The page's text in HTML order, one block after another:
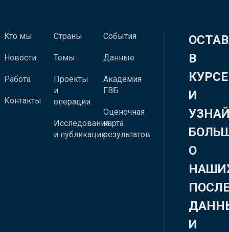
Кто мы
Новости
Работа
Контакты
Страны
Темы
Проекты
и
операции
Исследования
и публикации
События
Данные
Академия
ГВБ
Оценочная
карта
результатов
В
КУРСЕ
И
О
И